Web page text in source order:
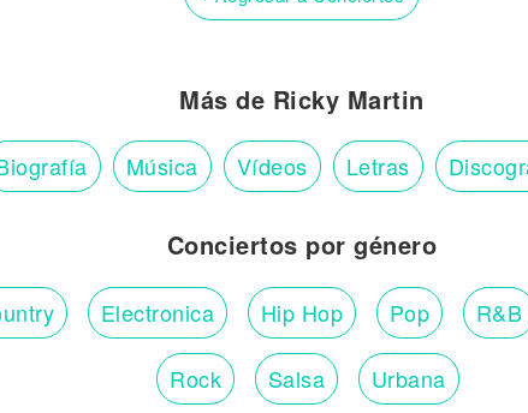
Más de Ricky Martin
Música Vídeos Letras
Conciertos por género
Electronica Hip Hop Pop R&B
Rock Salsa Urbana